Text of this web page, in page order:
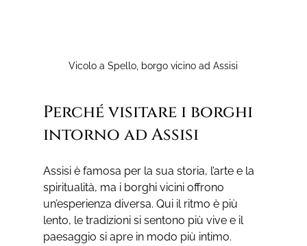
Vicolo a Spello, borgo vicino ad Assisi
Perché visitare i borghi
intorno ad Assisi
Assisi è famosa per la sua storia, l’arte e la
spiritualità, ma i borghi vicini offrono
un’esperienza diversa. Qui il ritmo è più
lento, le tradizioni si sentono più vive e il
paesaggio si apre in modo più intimo.